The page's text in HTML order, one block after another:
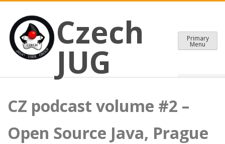
content
Czech JUG
CZECH JAVA USER GROUP
Czech
JUG
Primary
Menu
CZ podcast volume #2 –
Open Source Java, Prague